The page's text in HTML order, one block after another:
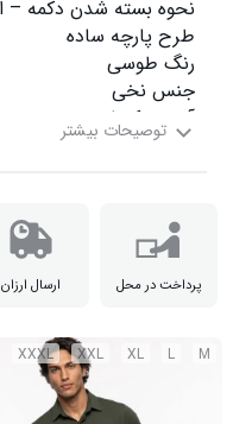
پرداخت در محل ارسال ارزان
M
L
XL
XXL
XXXL